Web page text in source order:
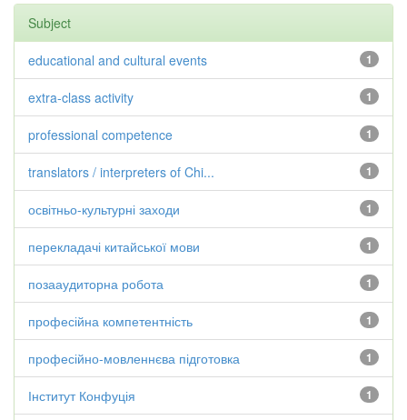
Subject
1
educational and cultural events
1
extra-class activity
1
professional competence
1
translators / interpreters of Chi...
1
освітньо-культурні заходи
1
перекладачі китайської мови
1
позааудиторна робота
1
професійна компетентність
1
професійно-мовленнєва підготовка
1
Інститут Конфуція